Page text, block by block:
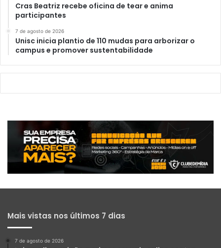
Cras Beatriz recebe oficina de tear e anima
participantes
7 de agosto de 2026
Unisc inicia plantio de 110 mudas para arborizar o
campus e promover sustentabilidade
Mais vistas nos últimos 7 dias
7 de agosto de 2026